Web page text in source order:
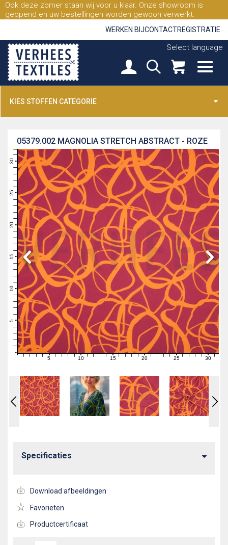
Ook deze zomer staan wij voor u klaar. Onze showroom is
geopend en uw bestellingen worden gewoon verwerkt.
WERKEN BIJCONTACTREGISTRATIE
Select language
KIES STOFFEN CATEGORIE
MAGNOLIA STRETCH ABSTRACT - ROZE
05379.002
0
1
2
3
5
7
8
9
10
11
13
14
15
16
17
18
20
21
22
23
24
25
26
27
29
30
31
0 1 2 3 4 5 6 7 89 10 1112131415 161718192021222324 252627282930 31
Specificaties
Download afbeeldingen
Favorieten
Productcertificaat